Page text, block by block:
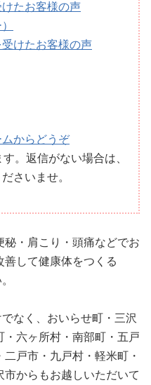
たお客様の声
けたお客様の声
からどうぞ
。返信がない場合は、
さいませ。
・肩こり・頭痛などでお
して健康体をつくる
なく、おいらせ町・三沢
六ヶ所村・南部町・五戸
戸市・九戸村・軽米町・
からもお越しいただいて